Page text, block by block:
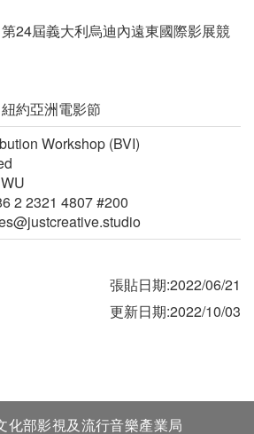
24屆義大利烏迪內遠東國際影展競
約亞洲電影節
Workshop (BVI)
2 2321 4807 #200
張貼日期:2022/06/21
更新日期:2022/10/03
化部影視及流行音樂產業局